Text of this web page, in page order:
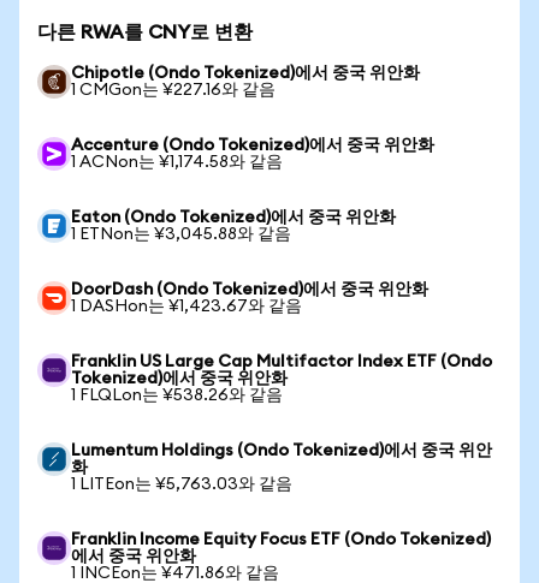
다른 RWA를 CNY로 변환
Chipotle (Ondo Tokenized)에서 중국 위안화
1 CMGon는 ¥227.16와 같음
Accenture (Ondo Tokenized)에서 중국 위안화
1 ACNon는 ¥1,174.58와 같음
Eaton (Ondo Tokenized)에서 중국 위안화
1 ETNon는 ¥3,045.88와 같음
DoorDash (Ondo Tokenized)에서 중국 위안화
1 DASHon는 ¥1,423.67와 같음
Franklin US Large Cap Multifactor Index ETF (Ondo
Tokenized)에서 중국 위안화
1 FLQLon는 ¥538.26와 같음
Lumentum Holdings (Ondo Tokenized)에서 중국 위안
화
1 LITEon는 ¥5,763.03와 같음
Franklin Income Equity Focus ETF (Ondo Tokenized)
에서 중국 위안화
1 INCEon는 ¥471.86와 같음